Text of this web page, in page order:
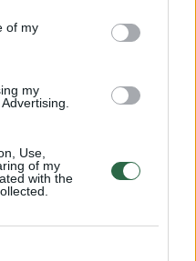
of my
my
Use,
of my
with the
(angl. Global
Learning), kurios
organizatorių,
ugdymo
dėmesys